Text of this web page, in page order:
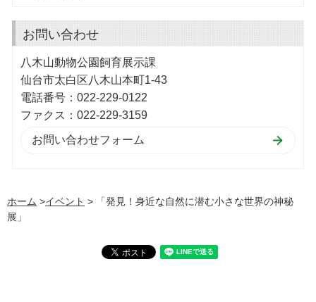
お問い合わせ
八木山動物公園飼育展示課
仙台市太白区八木山本町1-43
電話番号：022-229-0122
ファクス：022-229-3159
ホーム >イベント > 「発見！身近な自然に潜む小さな世界の神秘
展」